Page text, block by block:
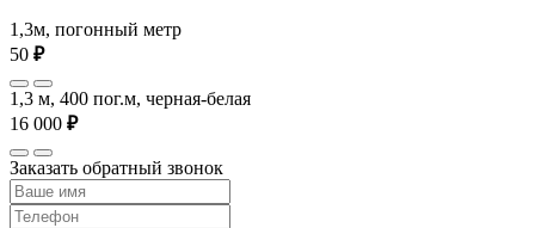
1,3м, погонный метр
50 ₽
1,3 м, 400 пог.м, черная-белая
16 000 ₽
Заказать обратный звонок